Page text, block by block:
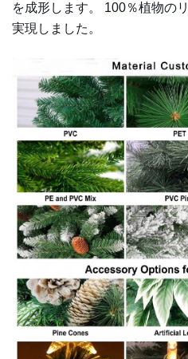
を成形します。 100％植物の
実現しました。